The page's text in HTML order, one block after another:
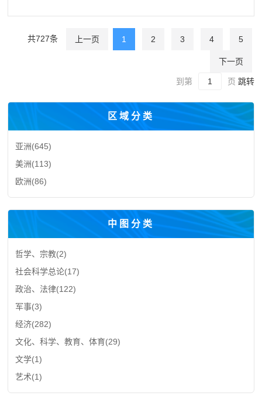
共727条 上一页 1 2 3 4 5
下一页
到第 页 跳转
区域分类
亚洲(645)
美洲(113)
欧洲(86)
中图分类
哲学、宗教(2)
社会科学总论(17)
政治、法律(122)
军事(3)
经济(282)
文化、科学、教育、体育(29)
文学(1)
艺术(1)